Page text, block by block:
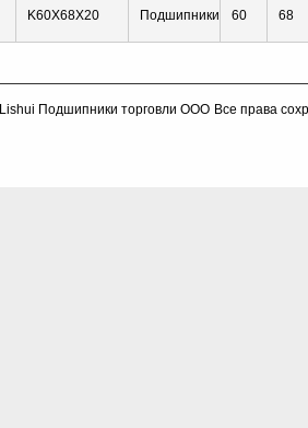
K60X68X20 Подшипники 60 68
Lishui Подшипники торговли ООО Все права